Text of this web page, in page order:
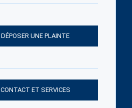
DÉPOSER UNE PLAINTE
CONTACT ET SERVICES